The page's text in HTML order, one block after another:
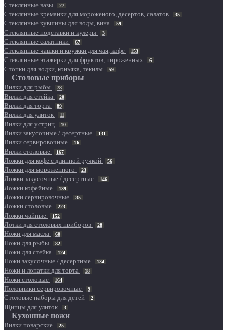
Стеклянные вазы 27
Стеклянные креманки для мороженого, десертов, салатов 35
Стеклянные кувшины для воды, вина 59
Стеклянные подставки и кулеры 3
Стеклянные салатники 67
Стеклянные чашки и кружки для чая, кофе 153
Стеклянные этажерки для фруктов, пироженных 6
Стопки для водки, коньяка, текилы 59
Столовые приборы
Вилки для рыбы 78
Вилки для стейка 20
Вилки для торта 89
Вилки для улиток 11
Вилки для устриц 10
Вилки закусочные / десертные 131
Вилки сервировочные 16
Вилки столовые 167
Ложки для кофе с длинной ручкой 56
Ложки для мороженного 23
Ложки закусочные / десертные 146
Ложки кофейные 139
Ложки сервировочные 35
Ложки столовые 223
Ложки чайные 152
Лотки для столовых приборов 28
Ножи для масла 60
Ножи для рыбы 82
Ножи для стейка 124
Ножи закусочные / десертные 134
Ножи и лопатки для торта 18
Ножи столовые 164
Половники сервировочные 9
Столовые наборы для детей 2
Щипцы для улиток 3
Кухонные ножи
Вилки поварские 25